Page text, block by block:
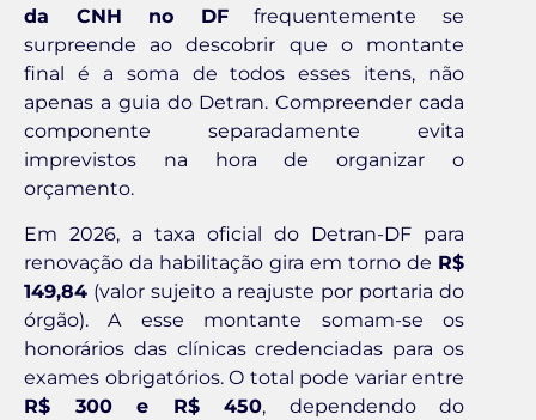
da CNH no DFfrequentemente se
surpreende ao descobrir que o montante
final é a soma de todos esses itens, não
apenas a guia do Detran. Compreender cada
componente separadamente evita
imprevistos na hora de organizar o
orçamento.
Em 2026, a taxa oficial do Detran-DF para
renovação da habilitação gira em torno de R$
149,84 (valor sujeito a reajuste por portaria do
órgão). A esse montante somam-se os
honorários das clínicas credenciadas para os
exames obrigatórios. O total pode variar entre
R$ 300 e R$ 450, dependendo do